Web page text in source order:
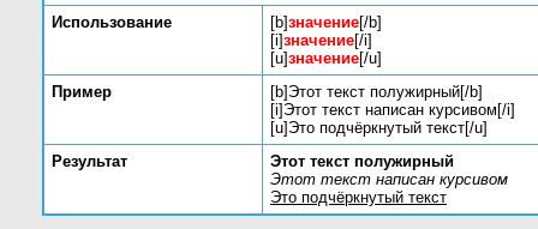
Использование [b]значение[/b]
[i]значение[/i]
[u]значение[/u]
Пример
[b]Этот текст полужирный[/b]
[i]Этот текст написан курсивом[/i]
[u]Это подчёркнутый текст[/u]
Результат
Этот текст полужирный
Этот текст написан курсивом
Это подчёркнутый текст